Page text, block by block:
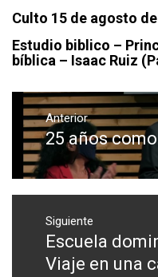
Culto 15 de agosto de
Estudio biblico –
bíblica – Isaac Ruiz
Navegación
de
entradas
Anterior
Entrada
anterior:
25 años
Siguiente
Entrada
siguiente:
Escuela
Viaje en una